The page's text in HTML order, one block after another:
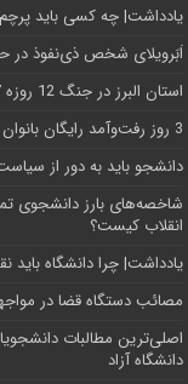
یادداشت| ‌چه کسی باید
اَبَر‌ویلای شخص ذی‌نفوذ در
استان البرز در جنگ 12 روزه 7 شهید دانشجو تقدیم انقلاب کرد
3 روز رفت‌وآمد رایگان بانوان در خطوط اتوبوسرانی شهری کرج
دانشجو باید به دور از
شاخصه‌های بارز دانشجوی
انقلاب کیست؟
یادداشت| چرا دانشگاه باید
مصائب دستگاه قضا در
اصلی‌ترین مطالبات
دانشگاه آز‌اد